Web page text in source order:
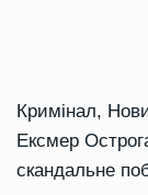
Кримінал,
Ексмер
скандальне